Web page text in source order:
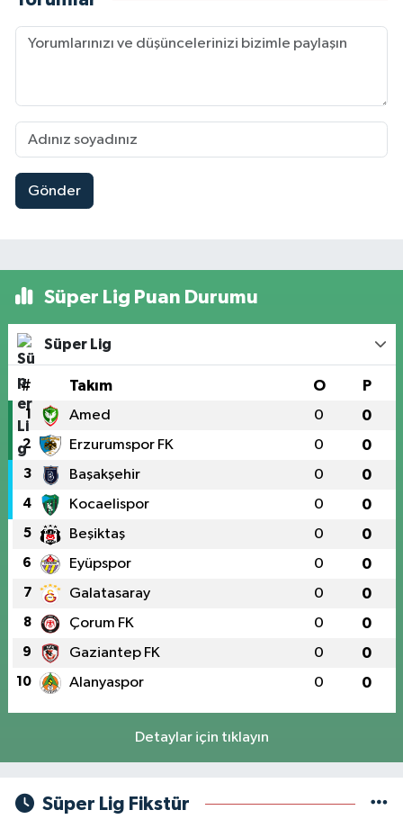
Gönder
Süper Lig Puan Durumu
Süper Lig
# Takım O P
1 Amed 0 0
2 Erzurumspor FK 0 0
3 Başakşehir 0 0
4 Kocaelispor 0 0
5 Beşiktaş 0 0
6 Eyüpspor 0 0
7 Galatasaray 0 0
8 Çorum FK 0 0
9 Gaziantep FK 0 0
10 Alanyaspor 0 0
Detaylar için tıklayın
Süper Lig Fikstür